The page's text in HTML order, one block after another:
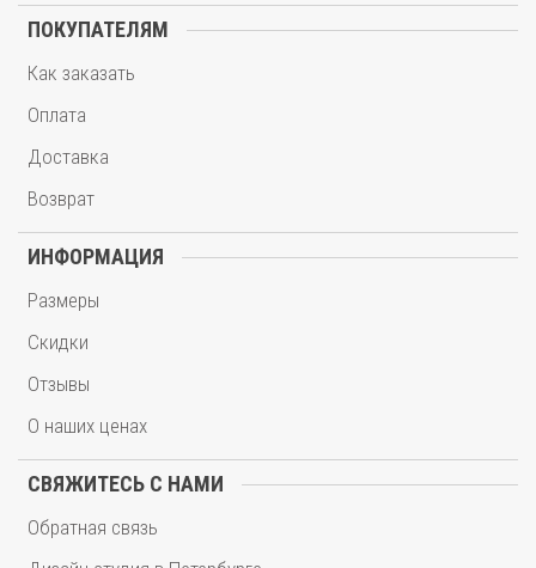
ПОКУПАТЕЛЯМ
Как заказать
Оплата
Доставка
Возврат
ИНФОРМАЦИЯ
Размеры
Скидки
Отзывы
О наших ценах
СВЯЖИТЕСЬ С НАМИ
Обратная связь